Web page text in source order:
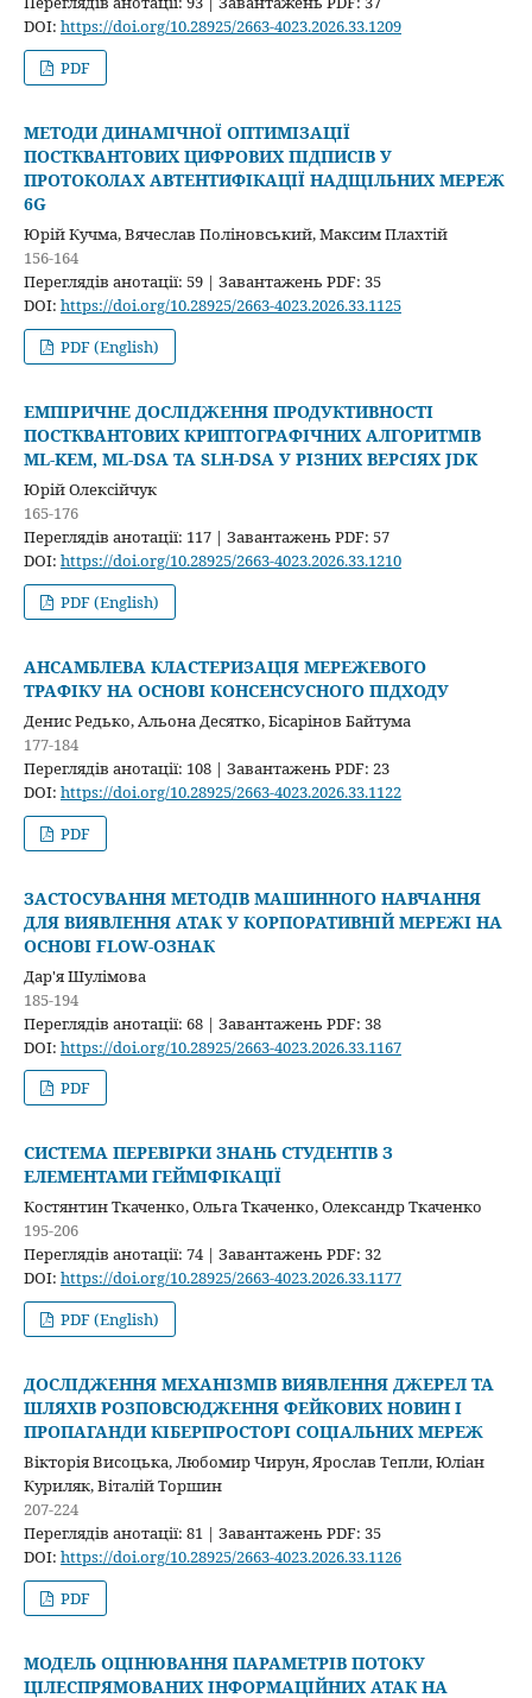
DOI: https://doi.org/10.28925/2663-4023.2026.33.1209
PDF
МЕТОДИ ДИНАМІЧНОЇ ОПТИМІЗАЦІЇ
ПОСТКВАНТОВИХ ЦИФРОВИХ ПІДПИСІВ У
ПРОТОКОЛАХ АВТЕНТИФІКАЦІЇ НАДЩІЛЬНИХ МЕРЕЖ
6G
Юрій Кучма, Вячеслав Поліновський, Максим Плахтій
156-164
Переглядів анотації: 59 | Завантажень PDF: 35
DOI: https://doi.org/10.28925/2663-4023.2026.33.1125
PDF (English)
ЕМПІРИЧНЕ ДОСЛІДЖЕННЯ ПРОДУКТИВНОСТІ
ПОСТКВАНТОВИХ КРИПТОГРАФІЧНИХ АЛГОРИТМІВ
ML-KEM, ML-DSA ТА SLH-DSA У РІЗНИХ ВЕРСІЯХ JDK
Юрій Олексійчук
165-176
Переглядів анотації: 117 | Завантажень PDF: 57
DOI: https://doi.org/10.28925/2663-4023.2026.33.1210
PDF (English)
АНСАМБЛЕВА КЛАСТЕРИЗАЦІЯ МЕРЕЖЕВОГО
ТРАФІКУ НА ОСНОВІ КОНСЕНСУСНОГО ПІДХОДУ
Денис Редько, Альона Десятко, Бісарінов Байтума
177-184
Переглядів анотації: 108 | Завантажень PDF: 23
DOI: https://doi.org/10.28925/2663-4023.2026.33.1122
PDF
ЗАСТОСУВАННЯ МЕТОДІВ МАШИННОГО НАВЧАННЯ
ДЛЯ ВИЯВЛЕННЯ АТАК У КОРПОРАТИВНІЙ МЕРЕЖІ НА
ОСНОВІ FLOW-ОЗНАК
Дар'я Шулімова
185-194
Переглядів анотації: 68 | Завантажень PDF: 38
DOI: https://doi.org/10.28925/2663-4023.2026.33.1167
PDF
СИСТЕМА ПЕРЕВІРКИ ЗНАНЬ СТУДЕНТІВ З
ЕЛЕМЕНТАМИ ГЕЙМІФІКАЦІЇ
Костянтин Ткаченко, Ольга Ткаченко, Олександр Ткаченко
195-206
Переглядів анотації: 74 | Завантажень PDF: 32
DOI: https://doi.org/10.28925/2663-4023.2026.33.1177
PDF (English)
ДОСЛІДЖЕННЯ МЕХАНІЗМІВ ВИЯВЛЕННЯ ДЖЕРЕЛ ТА
ШЛЯХІВ РОЗПОВСЮДЖЕННЯ ФЕЙКОВИХ НОВИН І
ПРОПАГАНДИ КІБЕРПРОСТОРІ СОЦІАЛЬНИХ МЕРЕЖ
Вікторія Висоцька, Любомир Чирун, Ярослав Тепли, Юліан
Куриляк, Віталій Торшин
207-224
Переглядів анотації: 81 | Завантажень PDF: 35
DOI: https://doi.org/10.28925/2663-4023.2026.33.1126
PDF
МОДЕЛЬ ОЦІНЮВАННЯ ПАРАМЕТРІВ ПОТОКУ
ЦІЛЕСПРЯМОВАНИХ ІНФОРМАЦІЙНИХ АТАК НА